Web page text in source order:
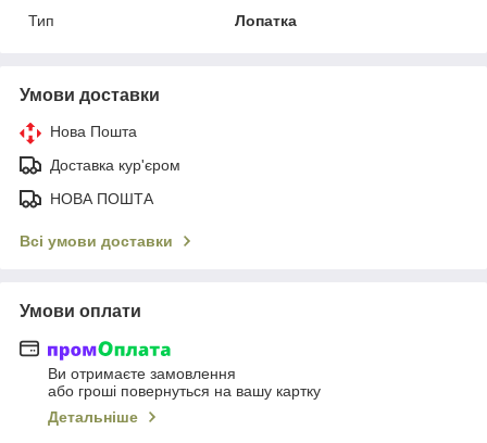
Тип
Лопатка
Умови доставки
Нова Пошта
Доставка кур'єром
НОВА ПОШТА
Всі умови доставки
Умови оплати
Ви отримаєте замовлення
або гроші повернуться на вашу картку
Детальніше